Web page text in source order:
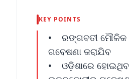
KEY POINTS
• ରଙ୍ଗବତୀ ମୌଳିକ
ଗବେଷଣା କରାଯିବ
• ଓଡ଼ିଶାରେ ହୋଇଥିବା